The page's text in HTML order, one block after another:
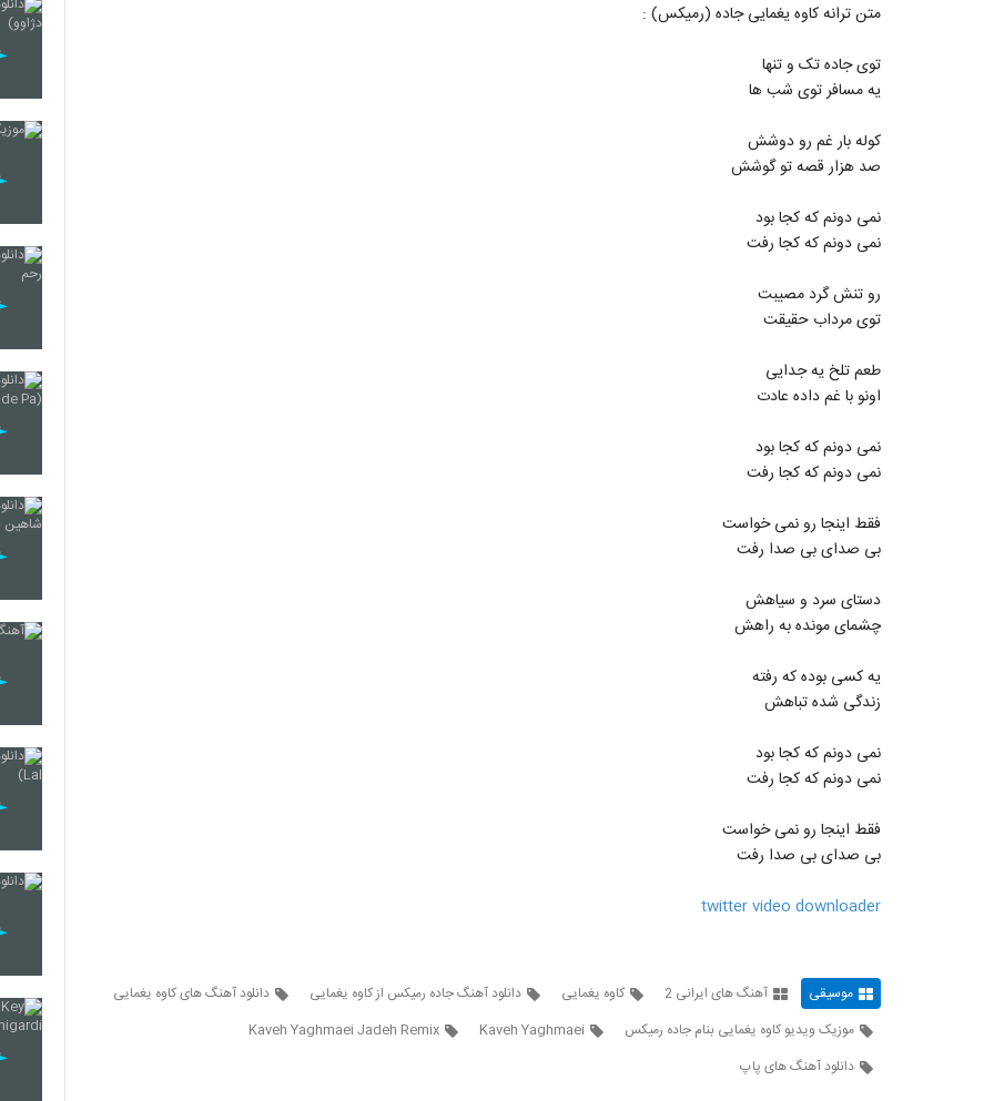
متن ترانه کاوه یغمایی جاده (رمیکس) :
توی جاده تک و تنها
یه مسافر توی شب ها
کوله بار غم رو دوشش
صد هزار قصه تو گوشش
نمی دونم که کجا بود
نمی دونم که کجا رفت
رو تنش گرد مصیبت
توی مرداب حقیقت
طعم تلخ یه جدایی
اونو با غم داده عادت
نمی دونم که کجا بود
نمی دونم که کجا رفت
فقط اینجا رو نمی خواست
بی صدای بی صدا رفت
دستای سرد و سیاهش
چشمای مونده به راهش
یه کسی بوده که رفته
زندگی شده تباهش
نمی دونم که کجا بود
نمی دونم که کجا رفت
فقط اینجا رو نمی خواست
بی صدای بی صدا رفت
twitter video downloader
موسیقی آهنگ های ایرانی 2 کاوه یغمایی دانلود آهنگ جاده رمیکس از کاوه یغمایی
دانلود آهنگ های کاوه یغمایی
موزیک ویدیو کاوه یغمایی بنام جاده رمیکس
Kaveh Yaghmaei
Kaveh Yaghmaei Jadeh Remix
دانلود آهنگ های پاپ